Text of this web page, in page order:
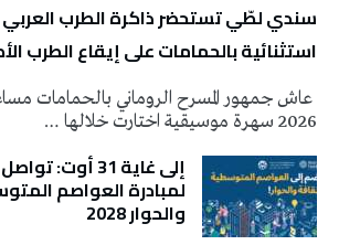
سندي لطّي تستحضر ذاكرة الطرب العربي
استثنائية بالحمامات على إيقاع الطرب
2026 سهرة موسيقية اختارت خلالها …
إلى غاية 31
لمبادرة العواصم
والحوار 2028